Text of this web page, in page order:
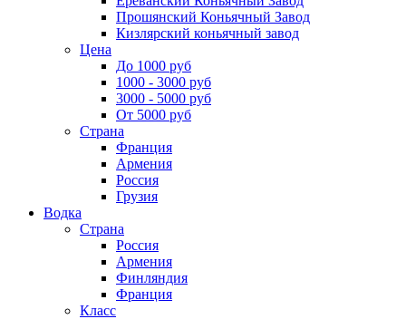
Прошянский Коньячный Завод
Кизлярский коньячный завод
Цена
До 1000 руб
1000 - 3000 руб
3000 - 5000 руб
От 5000 руб
Страна
Франция
Армения
Россия
Грузия
Водка
Страна
Россия
Армения
Финляндия
Франция
Класс